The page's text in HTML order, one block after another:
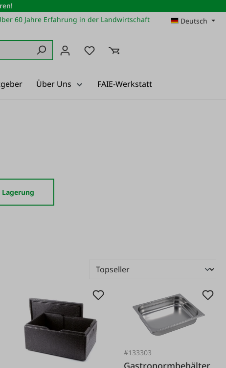
60 Jahre Erfahrung in der Landwirtschaft Deutsch
Du hast 0 Produkte auf dem
Über Uns FAIE-Werkstatt
#133303
Gastronormbehälter